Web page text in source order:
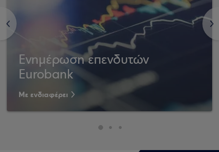
<
Ενημέρωση επενδυτών
Eurobank
Με ενδιαφέρει
>